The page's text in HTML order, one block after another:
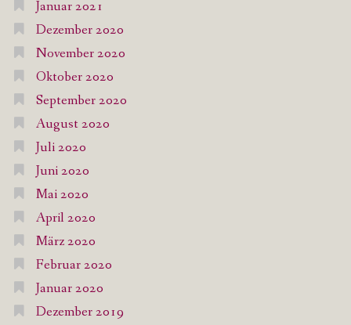
Januar 2021
Dezember 2020
November 2020
Oktober 2020
September 2020
August 2020
Juli 2020
Juni 2020
Mai 2020
April 2020
März 2020
Februar 2020
Januar 2020
Dezember 2019